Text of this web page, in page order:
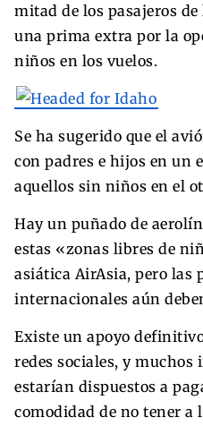
mitad de los pasajeros
una prima extra por la
niños en los vuelos.
Se ha sugerido que el
con padres e hijos en un
aquellos sin niños en el
Hay un puñado de
estas «zonas libres de
asiática AirAsia, pero las
internacionales aún
Existe un apoyo
redes sociales, y
estarían dispuestos a
comodidad de no tener a